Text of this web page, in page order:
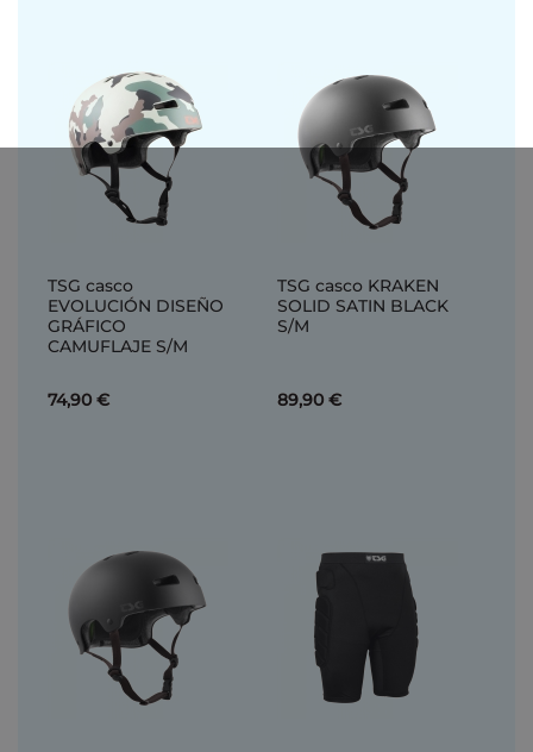
TSG casco
EVOLUCIÓN DISEÑO
GRÁFICO
CAMUFLAJE S/M
74,90 €
TSG casco KRAKEN
SOLID SATIN BLACK
S/M
89,90 €